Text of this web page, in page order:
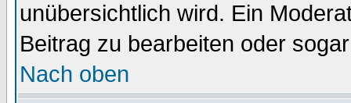
unübersichtlich wird. Ein
Beitrag zu bearbeiten oder
Nach oben